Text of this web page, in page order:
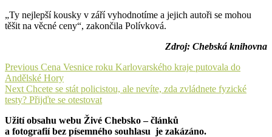
„Ty nejlepší kousky v září vyhodnotíme a jejich autoři se mohou
těšit na věcné ceny“, zakončila Polívková.
Zdroj: Chebská knihovna
Navigace
pro
příspěvek
Previous Previous
post:
Cena Vesnice roku Karlovarského kraje putovala do
Andělské Hory
Next Next
post:
Chcete se stát policistou, ale nevíte, zda zvládnete fyzické
testy? Přijďte se otestovat
Užití obsahu webu Živé Chebsko – článků
a fotografií bez písemného souhlasu je zakázáno.